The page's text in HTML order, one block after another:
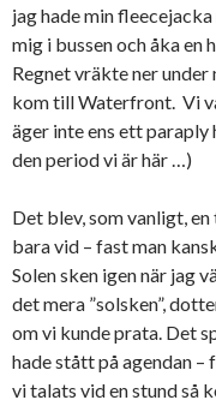
jag hade min
mig i bussen och åka en
Regnet vräkte ner under
kom till Waterfront. Vi
äger inte ens ett paraply
den period vi är här …)
Det blev, som vanligt,
bara vid – fast man
Solen sken igen när jag
det mera ”solsken”,
om vi kunde prata. Det
hade stått på agendan
vi talats vid en stund så